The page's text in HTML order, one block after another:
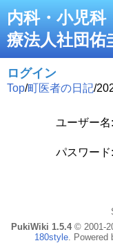
内科・小児科
療法人社団佑
ログイン
Top/町医者の日記/
ユーザー名:
パスワード:
PukiWiki 1.5.4© 2001-
180style. Powered